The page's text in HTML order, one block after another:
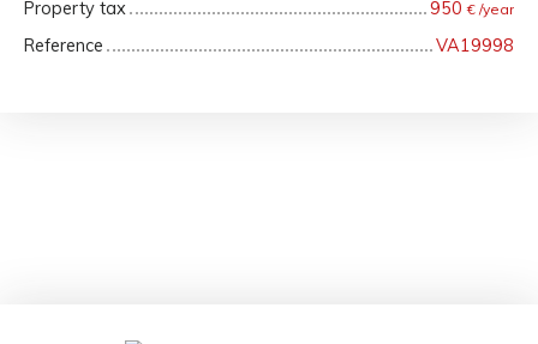
Property tax
950€ /year
Reference VA19998